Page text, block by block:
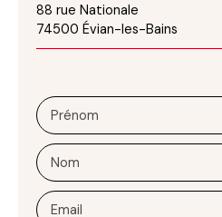
88 rue Nationale
74500 Évian-les-Bains
Prénom
Nom
Email